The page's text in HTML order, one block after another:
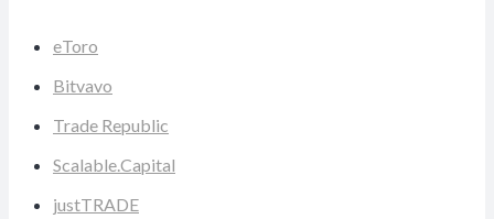
eToro
Bitvavo
Trade Republic
Scalable.Capital
justTRADE